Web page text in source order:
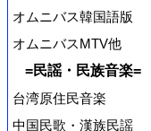
オムニバス韓国語版
オムニバスMTV他
=民謡・民族音楽=
台湾原住民音楽
中国民歌・漢族民謡